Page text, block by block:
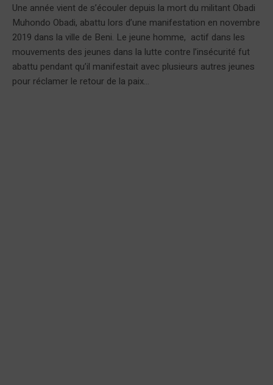
Une année vient de s’écouler depuis la mort du militant Obadi
Muhondo Obadi, abattu lors d’une manifestation en novembre
2019 dans la ville de Beni. Le jeune homme, actif dans les
mouvements des jeunes dans la lutte contre l’insécurité fut
abattu pendant qu’il manifestait avec plusieurs autres jeunes
pour réclamer le retour de la paix...